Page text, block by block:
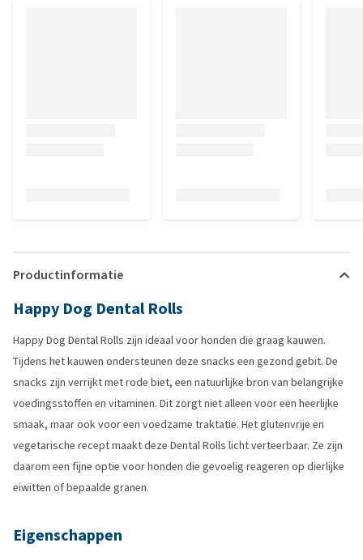
Productinformatie
Happy Dog Dental Rolls
Happy Dog Dental Rolls zijn ideaal voor honden die graag kauwen.
Tijdens het kauwen ondersteunen deze snacks een gezond gebit. De
snacks zijn verrijkt met rode biet, een natuurlijke bron van belangrijke
voedingsstoffen en vitaminen. Dit zorgt niet alleen voor een heerlijke
smaak, maar ook voor een voedzame traktatie. Het glutenvrije en
vegetarische recept maakt deze Dental Rolls licht verteerbaar. Ze zijn
daarom een fijne optie voor honden die gevoelig reageren op dierlijke
eiwitten of bepaalde granen.
Eigenschappen